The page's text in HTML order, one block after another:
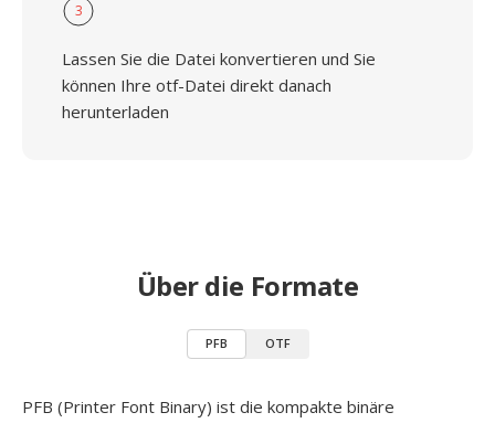
3
Lassen Sie die Datei konvertieren und Sie
können Ihre otf-Datei direkt danach
herunterladen
Über die Formate
PFB OTF
PFB (Printer Font Binary) ist die kompakte binäre